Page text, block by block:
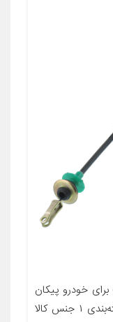
خودرو پیکان
ویژگی‌های کابل کابل کلاچ تعداد در بسته‌بندی ۱ جنس کالا